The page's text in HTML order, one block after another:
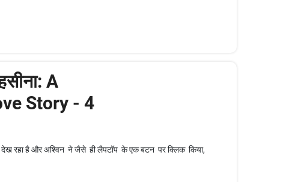
A
Story - 4
रहा है और अश्विन ने जैसे ही लैपटॉप के एक बटन पर क्लिक किया,